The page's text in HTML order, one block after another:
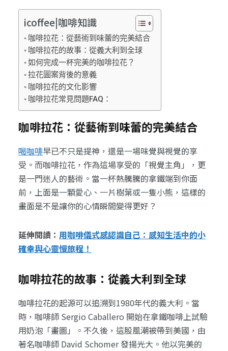
icoffee|咖啡知識
咖啡拉花：從藝術到味蕾的完美結合
咖啡拉花的故事：從義大利到全球
如何完成一杯完美的咖啡拉花？
拉花圖案背後的意義
咖啡拉花的文化影響
咖啡拉花常見問題FAQ：
咖啡拉花：從藝術到味蕾的完美結合
喝咖啡早已不只是提神，還是一場味覺與視覺的享
受。而咖啡拉花，作為這場享受的「視覺主角」，更
是一門迷人的藝術。當一杯熱騰騰的拿鐵端到你面
前，上面是一顆愛心、一片樹葉或一隻小熊，這樣的
畫面是不是讓你的心情瞬間變得更好？
延伸閱讀： 用咖啡儀式感認識自己：感知生活中的小
確幸與心靈慢旅程！
咖啡拉花的故事：從義大利到全球
咖啡拉花的起源可以追溯到1980年代的義大利。當
時，咖啡師 Sergio Caballero 開始在拿鐵咖啡上試驗
用奶泡「畫圖」。不久後，這股風潮被帶到美國，由
著名咖啡師 David Schomer 發揚光大。他以完美的